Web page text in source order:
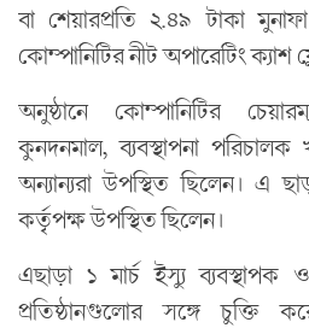
বা শেয়ারপ্রতি ২.৪৯ টাকা
কোম্পানিটির নীট অপারেটিং ক্যাশ
অনুষ্ঠানে কোম্পানিটির
কুনদনমাল, ব্যবস্থাপনা পরিচালক
অন্যান্যরা উপস্থিত ছিলেন। এ
কর্তৃপক্ষ উপস্থিত ছিলেন।
এছাড়া ১ মার্চ ইস্যু ব্যবস্থাপক
প্রতিষ্ঠানগুলোর সঙ্গে চুক্তি